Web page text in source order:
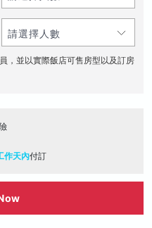
，並以實際飯店可售房型以及訂房
作天內付訂